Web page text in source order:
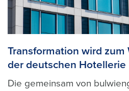
Transformation wird
der deutschen Hotellerie
Die gemeinsam von